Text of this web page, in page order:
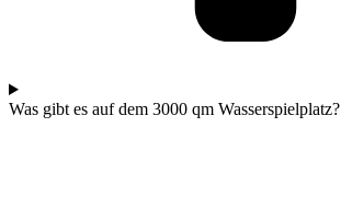
Was gibt es auf dem 3000 qm Wasserspielplatz?